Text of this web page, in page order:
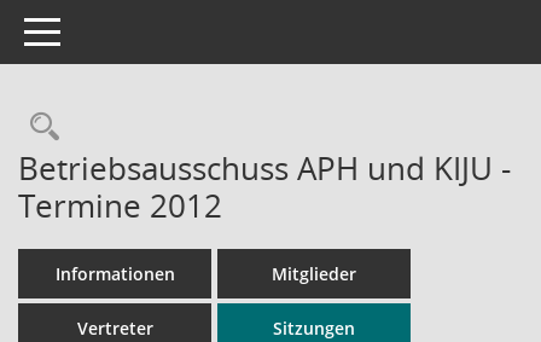
Toggle navigation
Rechercheauswahl
Betriebsausschuss APH und KIJU -
Termine 2012
Informationen Mitglieder
Vertreter Sitzungen